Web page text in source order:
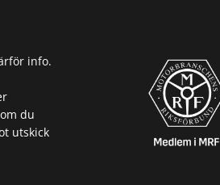
info.
du
utskick